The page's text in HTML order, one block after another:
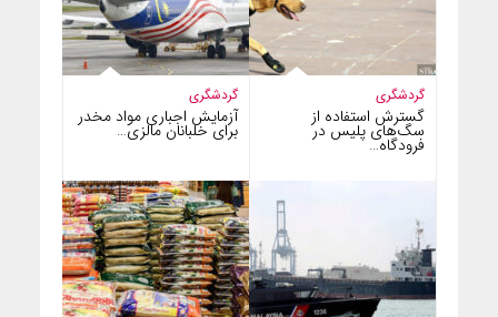
گردشگری
آزمایش اجباری مواد مخدر
برای خلبانان مالزی…
گردشگری
گسترش استفاده از
سگ‌های پلیس در
فرودگاه…